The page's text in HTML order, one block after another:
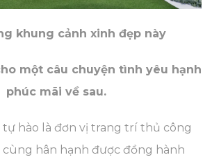
khung cảnh xinh đẹp này
một câu chuyện tình yêu hạnh
phúc mãi về sau.
hào là đơn vị trang trí thủ công
cùng hân hạnh được đồng hành